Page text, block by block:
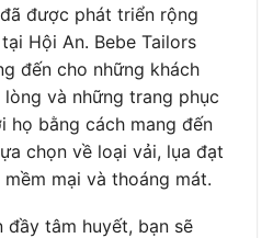
được phát triển rộng
Hội An. Bebe Tailors
đến cho những khách
lòng và những trang phục
họ bằng cách mang đến
chọn về loại vải, lụa đạt
mại và thoáng mát.
đầy tâm huyết, bạn sẽ